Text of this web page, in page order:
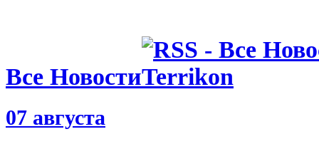
Все Новости
07 августа